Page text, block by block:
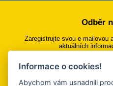
Odběr
Zaregistrujte svou e-mailovou
aktuálních
Přihlásit se
Informace o cookies!
Abychom vám usnadnili